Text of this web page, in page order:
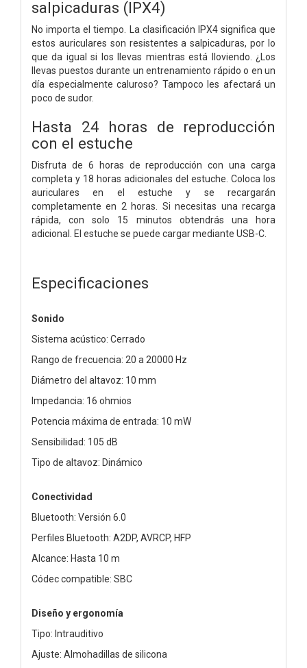
salpicaduras (IPX4)
No importa el tiempo. La clasificación IPX4 significa que
estos auriculares son resistentes a salpicaduras, por lo
que da igual si los llevas mientras está lloviendo. ¿Los
llevas puestos durante un entrenamiento rápido o en un
día especialmente caluroso? Tampoco les afectará un
poco de sudor.
Hasta 24 horas de reproducción
con el estuche
Disfruta de 6 horas de reproducción con una carga
completa y 18 horas adicionales del estuche. Coloca los
auriculares en el estuche y se recargarán
completamente en 2 horas. Si necesitas una recarga
rápida, con solo 15 minutos obtendrás una hora
adicional. El estuche se puede cargar mediante USB-C.
Especificaciones
Sonido
Sistema acústico: Cerrado
Rango de frecuencia: 20 a 20000 Hz
Diámetro del altavoz: 10 mm
Impedancia: 16 ohmios
Potencia máxima de entrada: 10 mW
Sensibilidad: 105 dB
Tipo de altavoz: Dinámico
Conectividad
Bluetooth: Versión 6.0
Perfiles Bluetooth: A2DP, AVRCP, HFP
Alcance: Hasta 10 m
Códec compatible: SBC
Diseño y ergonomía
Tipo: Intrauditivo
Ajuste: Almohadillas de silicona